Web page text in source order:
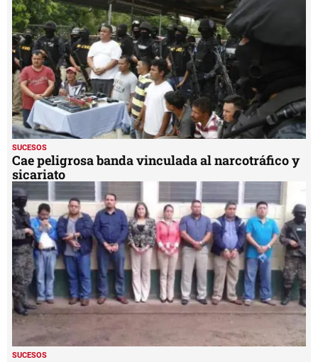
SUCESOS
Cae peligrosa banda vinculada al narcotráfico y
sicariato
SUCESOS